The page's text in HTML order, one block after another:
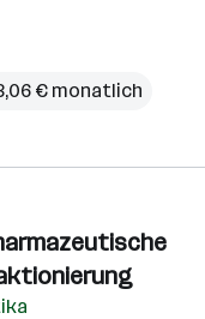
€ monatlich